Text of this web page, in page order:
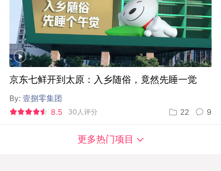
京东七鲜开到太原：入乡随俗，竟然先睡一觉
By:壹捌零集团
8.5
30人评分 22 9
更多热门项目